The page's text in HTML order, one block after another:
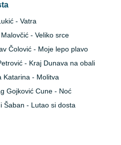
- Vatra
- Veliko srce
Čolović - Moje lepo plavo
- Kraj Dunava na obali
Katarina - Molitva
Gojković Cune - Noć
Šaban - Lutao si dosta